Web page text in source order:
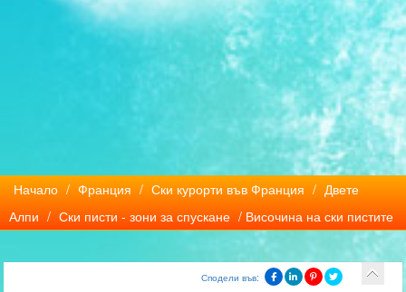
Начало / Франция / Ски курорти във Франция / Двете
Алпи / Ски писти - зони за спускане / Височина на ски пистите
Сподели във: